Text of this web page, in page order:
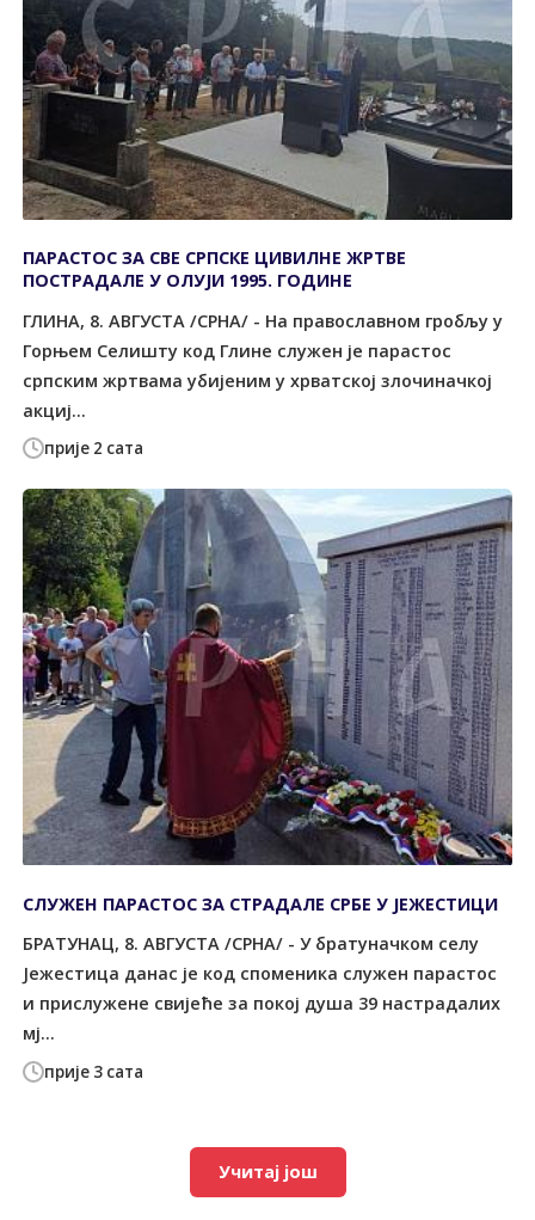
прије 2 сата
ПАРАСТОС ЗА СВЕ СРПСКЕ ЦИВИЛНЕ ЖРТВЕ
ПОСТРАДАЛЕ У ОЛУЈИ 1995. ГОДИНЕ
ГЛИНА, 8. АВГУСTА /СРНА/ - На православном гробљу у
Горњем Селишту код Глине служен је парастос
српским жртвама убијеним у хрватској злочиначкој
акциј...
прије 3 сата
СЛУЖЕН ПАРАСТОС ЗА СТРАДАЛЕ СРБЕ У ЈЕЖЕСТИЦИ
БРАТУНАЦ, 8. АВГУСТА /СРНА/ - У братуначком селу
Јежестица данас је код споменика служен парастос
и прислужене свијеће за покој душа 39 настрадалих
мј...
Учитај још